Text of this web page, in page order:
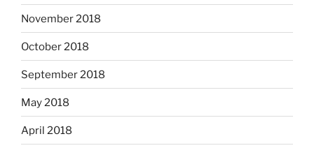
November 2018
October 2018
September 2018
May 2018
April 2018